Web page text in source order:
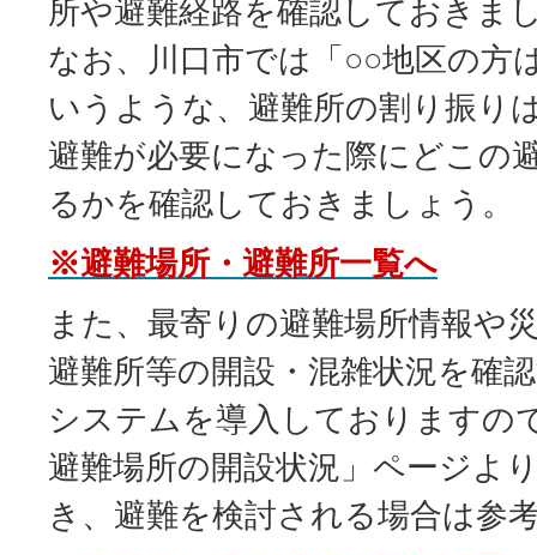
所や避難経路を確認しておきま
なお、川口市では「○○地区の
いうような、避難所の割り振り
避難が必要になった際にどこの
るかを確認しておきましょう。
※避難場所・避難所一覧へ
また、最寄りの避難場所情報や
避難所等の開設・混雑状況を確
システムを導入しておりますの
避難場所の開設状況」ページよ
き、避難を検討される場合は参